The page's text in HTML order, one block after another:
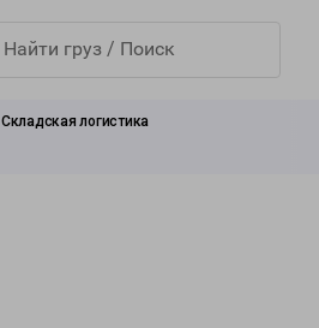
Складская логистика